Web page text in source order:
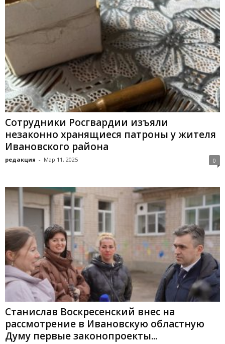
Сотрудники Росгвардии изъяли
незаконно хранящиеся патроны у жителя
Ивановского района
редакция - Мар 11, 2025 0
Станислав Воскресенский внес на
рассмотрение в Ивановскую областную
Думу первые законопроекты...